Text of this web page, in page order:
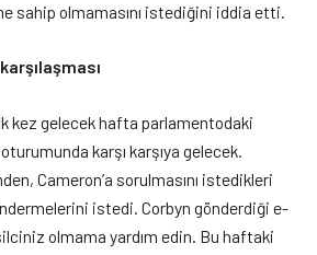
sahip olmamasını istediğini iddia etti.
kez gelecek hafta parlamentodaki
karşı karşıya gelecek.
Cameron’a sorulmasını istedikleri
istedi. Corbyn gönderdiği e-
olmama yardım edin. Bu haftaki